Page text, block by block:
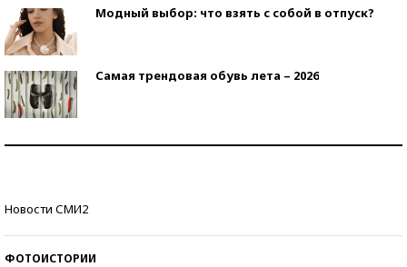
Модный выбор: что взять с собой в отпуск?
Самая трендовая обувь лета – 2026
Новости СМИ2
ФОТОИСТОРИИ